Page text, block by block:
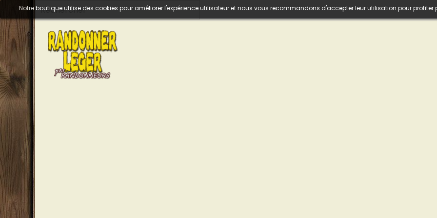
Notre boutique utilise des cookies pour améliorer l'expérience utilisateur et nous vous recommandons d'accepter leur utilisation pour